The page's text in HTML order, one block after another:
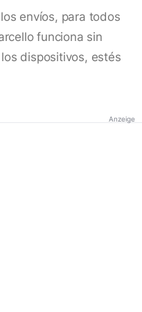
envíos, para todos
funciona sin
dispositivos, estés
Anzeige